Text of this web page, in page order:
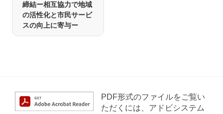
締結ー相互協力で地域
の活性化と市民サービ
スの向上に寄与ー
PDF形式のファイルをご覧い
ただくには、アドビシステム